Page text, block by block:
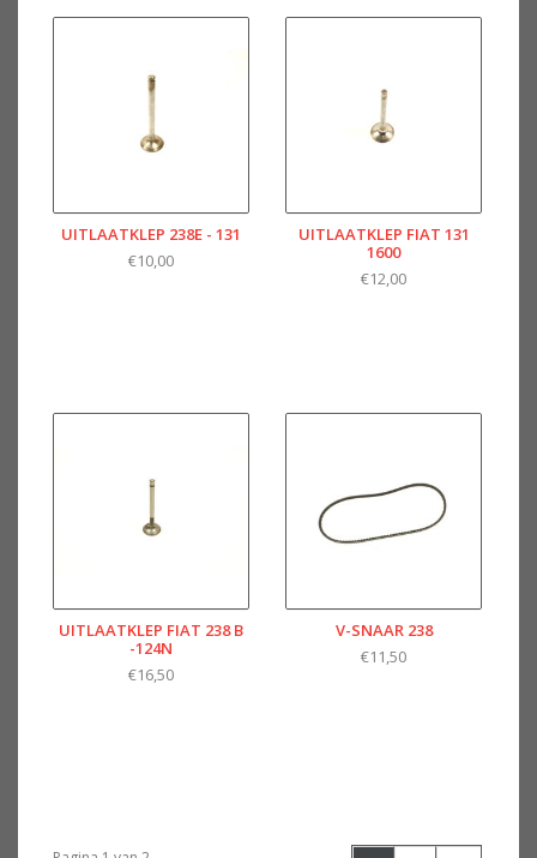
UITLAATKLEP 238E - 131
€10,00
UITLAATKLEP FIAT 131
1600
€12,00
UITLAATKLEP FIAT 238 B
-124N
€16,50
V-SNAAR 238
€11,50